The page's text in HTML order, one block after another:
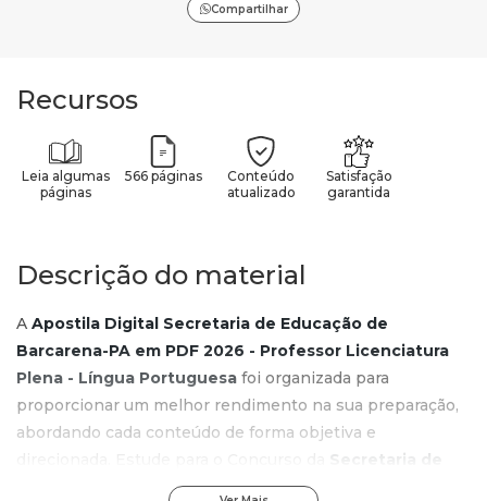
Compartilhar
Recursos
Leia algumas
páginas
566 páginas
Conteúdo
atualizado
Satisfação
garantida
Descrição do material
A Apostila Digital Secretaria de Educação de
Barcarena-PA em PDF 2026 - Professor Licenciatura
Plena - Língua Portuguesa foi organizada para
proporcionar um melhor rendimento na sua preparação,
abordando cada conteúdo de forma objetiva e
Secretaria de
Educação de Barcarena-PA 2026com um material de